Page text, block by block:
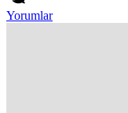
Yorumlar